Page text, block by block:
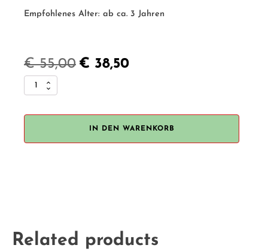
Empfohlenes Alter: ab ca. 3 Jahren
€55,00
Ursprünglicher
Preis
war:
€ 55,00
€ 38,50
Aktueller
Preis
ist:
€ 38,50.
Plantoys
"Chef
IN DEN WARENKORB
Related products